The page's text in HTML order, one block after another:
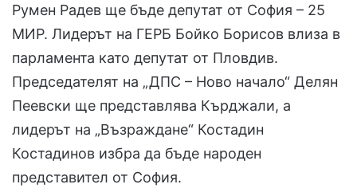
Румен Радев ще бъде депутат от София – 25
МИР. Лидерът на ГЕРБ Бойко Борисов влиза в
парламента като депутат от Пловдив.
Председателят на „ДПС – Ново начало“ Делян
Пеевски ще представлява Кърджали, а
лидерът на „Възраждане“ Костадин
Костадинов избра да бъде народен
представител от София.